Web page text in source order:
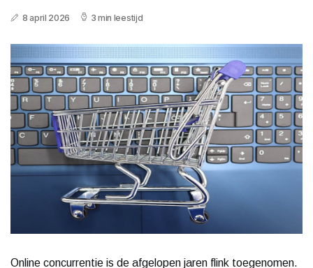
8 april 2026 3 min leestijd
Online concurrentie is de afgelopen jaren flink toegenomen.